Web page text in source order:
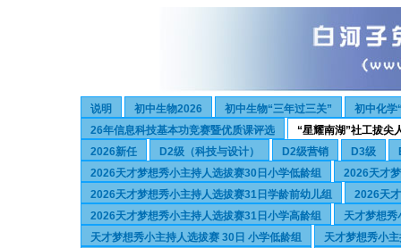
说明 初中生物2026 初中生物“三年过三关”
初中化学
26年信息科技基本功竞赛暨优质课评选
“星耀南湖”社工拔尖
2026新任
D2级（科技与设计） D2级营销 D3级
2026天才梦想秀小主持人选拔赛30日小学低龄组
2026天才
2026天才梦想秀小主持人选拔赛31日学龄前幼儿组
2026天
2026天才梦想秀小主持人选拔赛31日小学高龄组
天才梦想
天才梦想秀小主持人选拔赛 30日 小学低龄组
天才梦想秀小